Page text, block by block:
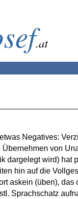
.at
Negatives:
von
dargelegt wird) hat
hin auf die
askein (üben), das
Sprachschatz